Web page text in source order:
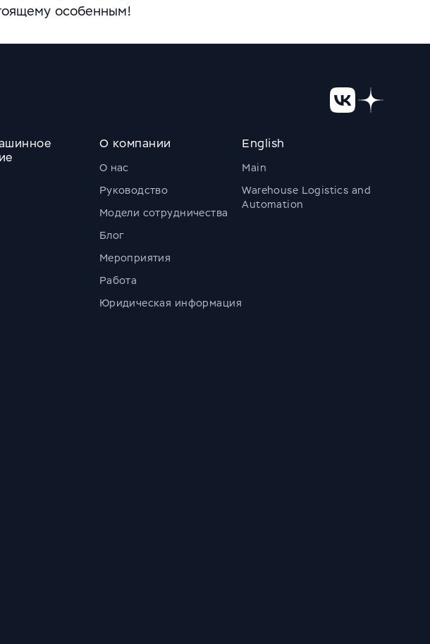
особенным!
О компании
О нас
Руководство
Модели сотрудничества
Блог
Мероприятия
Работа
Юридическая информация
English
Main
Warehouse Logistics and
Automation